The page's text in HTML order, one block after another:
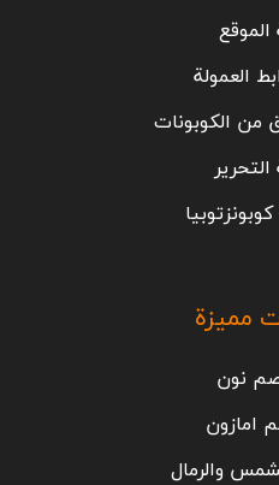
العمولة
من الكوبونات
مميزة
نون
امازون
والرمال